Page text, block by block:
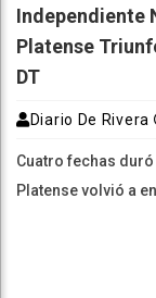
Independiente
Platense
DT
Diario De Rivera
Cuatro fechas
Platense volvió a